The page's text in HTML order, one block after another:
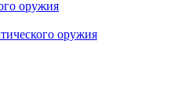
оружия
оружия